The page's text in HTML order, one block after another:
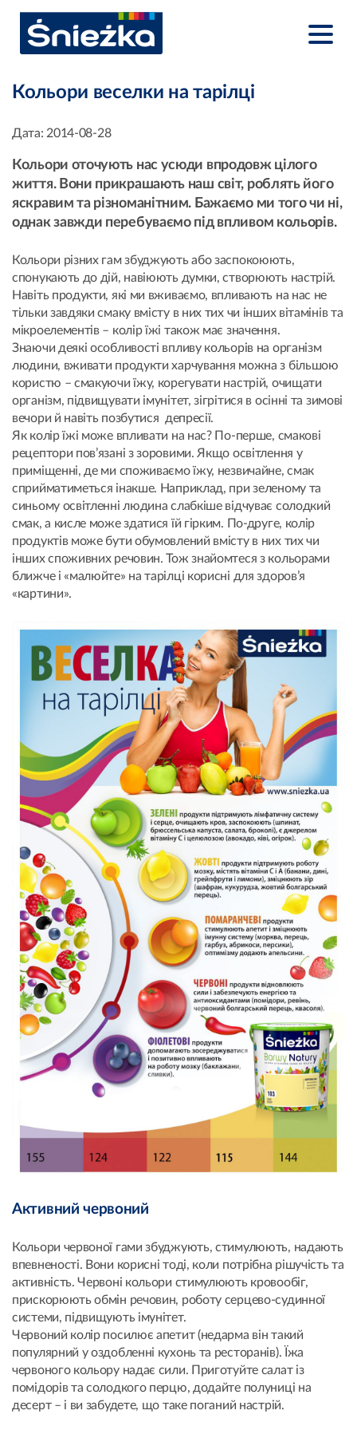
Кольори веселки на тарілці
Дата: 2014-08-28
Кольори оточують нас усюди впродовж цілого
життя. Вони прикрашають наш світ, роблять його
яскравим та різноманітним. Бажаємо ми того чи ні,
однак завжди перебуваємо під впливом кольорів.
Кольори різних гам збуджують або заспокоюють,
спонукають до дій, навіюють думки, створюють настрій.
Навіть продукти, які ми вживаємо, впливають на нас не
тільки завдяки смаку вмісту в них тих чи інших вітамінів та
мікроелементів – колір їжі також має значення.
Знаючи деякі особливості впливу кольорів на організм
людини, вживати продукти харчування можна з більшою
користю – смакуючи їжу, корегувати настрій, очищати
організм, підвищувати імунітет, зігрітися в осінні та зимові
вечори й навіть позбутися депресії.
Як колір їжі може впливати на нас? По-перше, смакові
рецептори пов’язані з зоровими. Якщо освітлення у
приміщенні, де ми споживаємо їжу, незвичайне, смак
сприйматиметься інакше. Наприклад, при зеленому та
синьому освітленні людина слабкіше відчуває солодкий
смак, а кисле може здатися їй гірким. По-друге, колір
продуктів може бути обумовлений вмісту в них тих чи
інших споживних речовин. Тож знайомтеся з кольорами
ближче і «малюйте» на тарілці корисні для здоров’я
«картини».
Активний червоний
Кольори червоної гами збуджують, стимулюють, надають
впевненості. Вони корисні тоді, коли потрібна рішучість та
активність. Червоні кольори стимулюють кровообіг,
прискорюють обмін речовин, роботу серцево-судинної
системи, підвищують імунітет.
Червоний колір посилює апетит (недарма він такий
популярний у оздобленні кухонь та ресторанів). Їжа
червоного кольору надає сили. Приготуйте салат із
помідорів та солодкого перцю, додайте полуниці на
десерт – і ви забудете, що таке поганий настрій.